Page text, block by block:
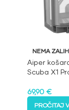
NEMA
Aiper
Scuba X1
69,90€
PROČITAJ